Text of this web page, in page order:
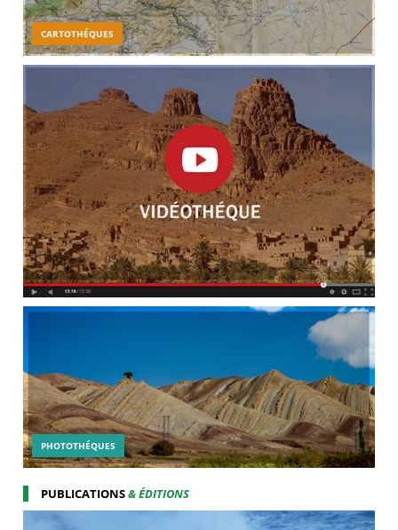
CARTOTHÉQUES
PHOTOTHÉQUES
PUBLICATIONS& ÉDITIONS